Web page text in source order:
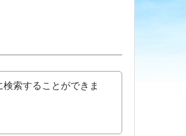
索することができま